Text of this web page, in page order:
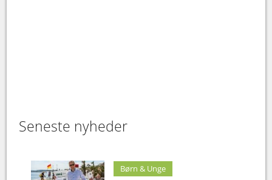
Seneste nyheder
Børn & Unge